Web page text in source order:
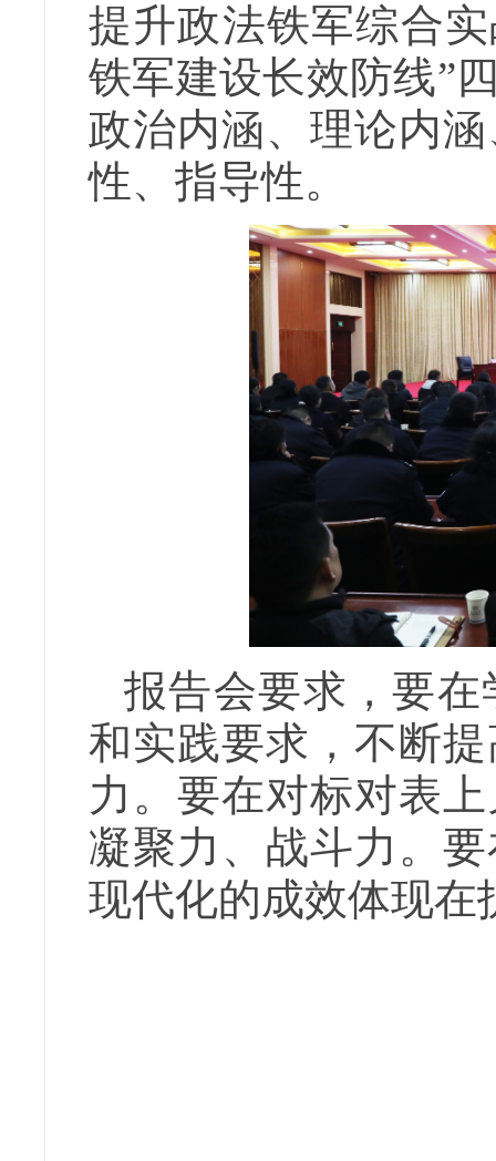
提升政法铁军综合
铁军建设长效防线”
政治内涵、理论内
性、指导性。
报告会要求，要
和实践要求，不断
力。要在对标对表
凝聚力、战斗力。
现代化的成效体现在